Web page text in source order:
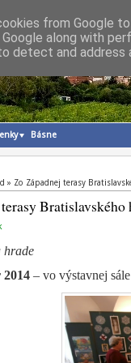
Básne
» Zo Západnej terasy
Bratislavského
hrade
2014 – vo výstavnej
from Google
along with
detect and address